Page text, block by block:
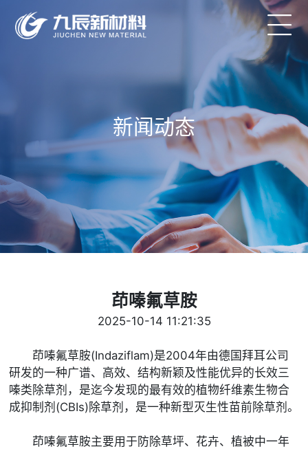
新闻动态
茚嗪氟草胺
2025-10-14 11:21:35
茚嗪氟草胺(Indaziflam)是2004年由德国拜耳公司
研发的一种广谱、高效、结构新颖及性能优异的长效三
嗪类除草剂，是迄今发现的最有效的植物纤维素生物合
成抑制剂(CBIs)除草剂，是一种新型灭生性苗前除草剂。
茚嗪氟草胺主要用于防除草坪、花卉、植被中一年